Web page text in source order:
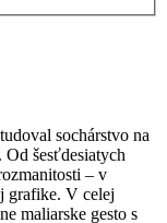
sochárstvo na
šesťdesiatych
– v
grafike. V celej
maliarske gesto s